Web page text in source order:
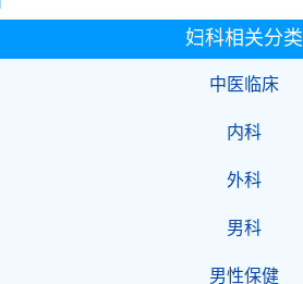
妇科相关分类
中医临床
内科
外科
男科
男性保健